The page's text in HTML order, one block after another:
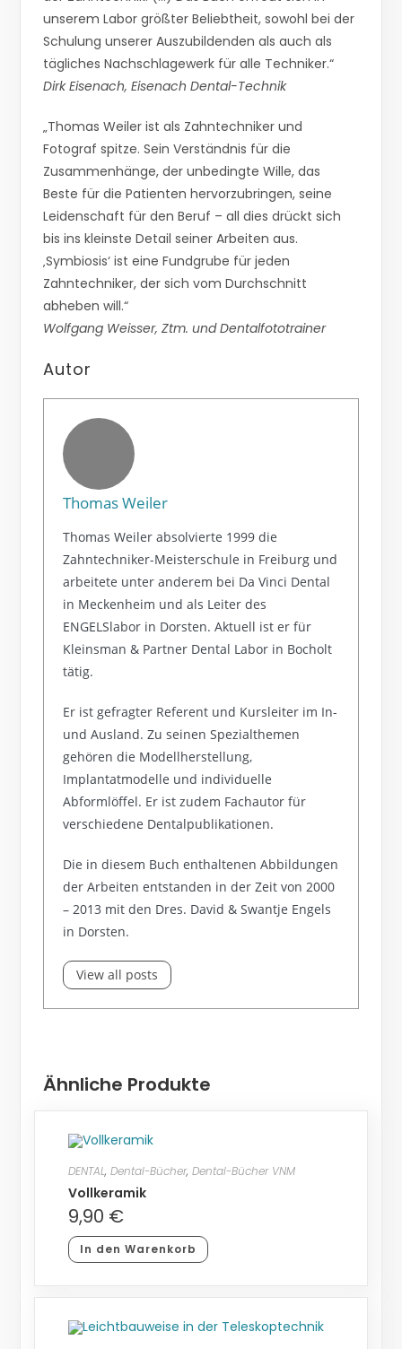
unserem Labor größter Beliebtheit, sowohl bei der
Schulung unserer Auszubildenden als auch als
tägliches Nachschlagewerk für alle Techniker.“
Dirk Eisenach, Eisenach Dental-Technik
„Thomas Weiler ist als Zahntechniker und
Fotograf spitze. Sein Verständnis für die
Zusammenhänge, der unbedingte Wille, das
Beste für die Patienten hervorzubringen, seine
Leidenschaft für den Beruf – all dies drückt sich
bis ins kleinste Detail seiner Arbeiten aus.
‚Symbiosis‘ ist eine Fundgrube für jeden
Zahntechniker, der sich vom Durchschnitt
abheben will.“
Wolfgang Weisser, Ztm. und Dentalfototrainer
Autor
Thomas Weiler
Thomas Weiler absolvierte 1999 die
Zahntechniker-Meisterschule in Freiburg und
arbeitete unter anderem bei Da Vinci Dental
in Meckenheim und als Leiter des
ENGELSlabor in Dorsten. Aktuell ist er für
Kleinsman & Partner Dental Labor in Bocholt
tätig.
Er ist gefragter Referent und Kursleiter im In-
und Ausland. Zu seinen Spezialthemen
gehören die Modellherstellung,
Implantatmodelle und individuelle
Abformlöffel. Er ist zudem Fachautor für
verschiedene Dentalpublikationen.
Die in diesem Buch enthaltenen Abbildungen
der Arbeiten entstanden in der Zeit von 2000
– 2013 mit den Dres. David & Swantje Engels
in Dorsten.
View all posts
Ähnliche Produkte
DENTAL, Dental-Bücher, Dental-Bücher VNM
Vollkeramik
9,90 €
In den Warenkorb